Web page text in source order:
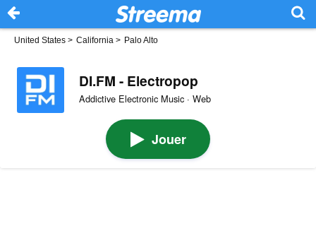
United States > California > Palo Alto
DI.FM - Electropop
Addictive Electronic Music · Web
Jouer